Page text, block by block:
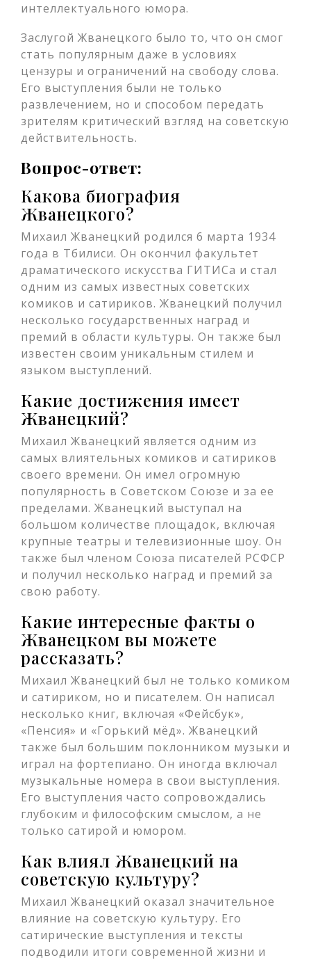
интеллектуального юмора.
Заслугой Жванецкого было то, что он смог
стать популярным даже в условиях
цензуры и ограничений на свободу слова.
Его выступления были не только
развлечением, но и способом передать
зрителям критический взгляд на советскую
действительность.
Вопрос-ответ:
Какова биография
Жванецкого?
Михаил Жванецкий родился 6 марта 1934
года в Тбилиси. Он окончил факультет
драматического искусства ГИТИСа и стал
одним из самых известных советских
комиков и сатириков. Жванецкий получил
несколько государственных наград и
премий в области культуры. Он также был
известен своим уникальным стилем и
языком выступлений.
Какие достижения имеет
Жванецкий?
Михаил Жванецкий является одним из
самых влиятельных комиков и сатириков
своего времени. Он имел огромную
популярность в Советском Союзе и за ее
пределами. Жванецкий выступал на
большом количестве площадок, включая
крупные театры и телевизионные шоу. Он
также был членом Союза писателей РСФСР
и получил несколько наград и премий за
свою работу.
Какие интересные факты о
Жванецком вы можете
рассказать?
Михаил Жванецкий был не только комиком
и сатириком, но и писателем. Он написал
несколько книг, включая «Фейсбук»,
«Пенсия» и «Горький мёд». Жванецкий
также был большим поклонником музыки и
играл на фортепиано. Он иногда включал
музыкальные номера в свои выступления.
Его выступления часто сопровождались
глубоким и философским смыслом, а не
только сатирой и юмором.
Как влиял Жванецкий на
советскую культуру?
Михаил Жванецкий оказал значительное
влияние на советскую культуру. Его
сатирические выступления и тексты
подводили итоги современной жизни и